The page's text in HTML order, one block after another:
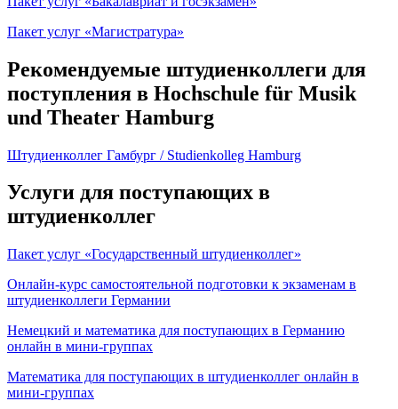
Пакет услуг «Магистратура»
Рекомендуемые штудиенколлеги для
поступления в Hochschule für Musik
und Theater Hamburg
Штудиенколлег Гамбург / Studienkolleg Hamburg
Услуги для поступающих в
штудиенколлег
Пакет услуг «Государственный штудиенколлег»
Онлайн-курс самостоятельной подготовки к экзаменам в
штудиенколлеги Германии
Немецкий и математика для поступающих в Германию
онлайн в мини-группах
Математика для поступающих в штудиенколлег онлайн в
мини-группах